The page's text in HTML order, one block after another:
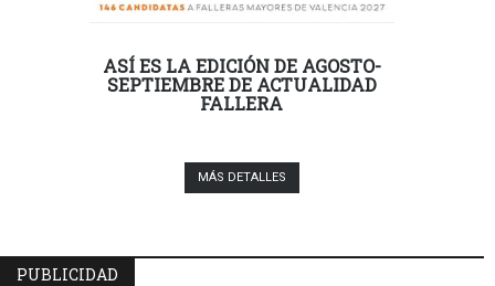
ASÍ ES LA EDICIÓN DE AGOSTO-
SEPTIEMBRE DE ACTUALIDAD
FALLERA
MÁS DETALLES
PUBLICIDAD